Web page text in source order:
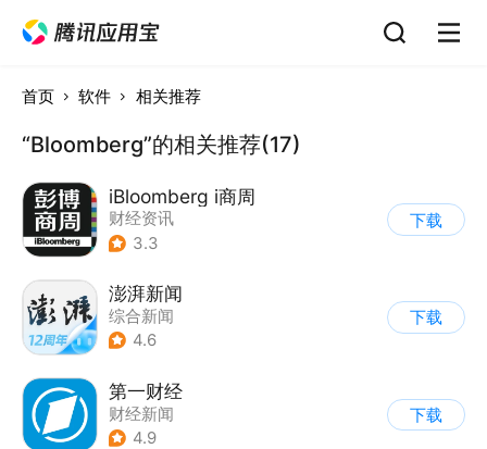
首页 软件 相关推荐
“Bloomberg”的相关推荐(17)
iBloomberg i商周
财经资讯
3.3
下载
澎湃新闻
综合新闻
4.6
下载
第一财经
财经新闻
4.9
下载